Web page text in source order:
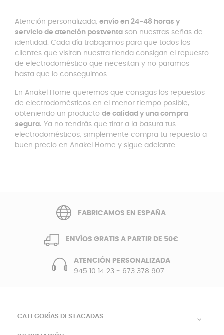
Atención personalizada, envío en 24-48 horas y
servicio de atención postventa son nuestras señas de
identidad. Cada día trabajamos para que todos los
clientes que visitan nuestra tienda consigan el repuesto
de electrodoméstico que necesitan y no paramos
hasta que lo conseguimos.
En Anakel Home queremos que consigas los repuestos
de electrodomésticos en el menor tiempo posible,
obteniendo un producto de calidad y una compra
segura. Ya no tendrás que tirar a la basura tus
electrodomésticos, simplemente compra tu repuesto a
buen precio en Anakel Home y sigue adelante.
FABRICAMOS EN ESPAÑA
ENVÍOS GRATIS A PARTIR DE 50€
ATENCIÓN PERSONALIZADA
945 10 14 23- 673 378 907
CATEGORÍAS DESTACADAS 